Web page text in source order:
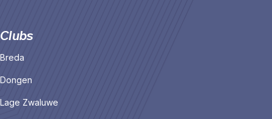
Clubs
Breda
Dongen
Lage Zwaluwe